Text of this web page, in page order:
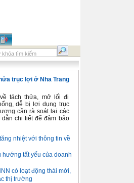
trục lợi ở Nha Trang
tách thửa, mở lối đi
dễ bị lợi dụng trục
cần rà soát lại các
chi tiết để đảm bảo
nhiệt với thông tin về
hướng tất yếu của doanh
có loạt động thái mới,
thị trường